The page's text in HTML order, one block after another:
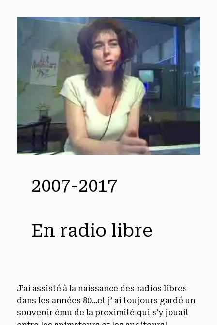
2007-2017
En radio libre
J’ai assisté à la naissance des radios libres
dans les années 80…et j’ ai toujours gardé un
souvenir ému de la proximité qui s’y jouait